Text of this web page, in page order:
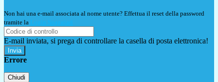
Non hai una e-mail associata al nome utente? Effettua il reset della password
tramite la Login Spaggiari
E-mail inviata, si prega di controllare la casella di posta elettronica!
Errore
Chiudi